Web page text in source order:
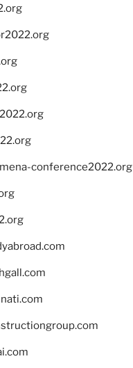
conference2022.org